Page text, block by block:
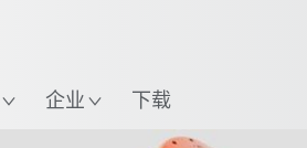
企业 下载